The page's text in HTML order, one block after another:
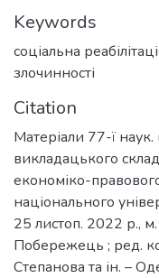
Keywords
соціальна
злочинності
Citation
Матеріали 77-ї
викладацького
економіко-
національного
25 листоп. 2022 р.,
Побережець ; ред.
Степанова та ін. –